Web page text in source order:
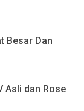
Besar Dan
Asli dan Rose